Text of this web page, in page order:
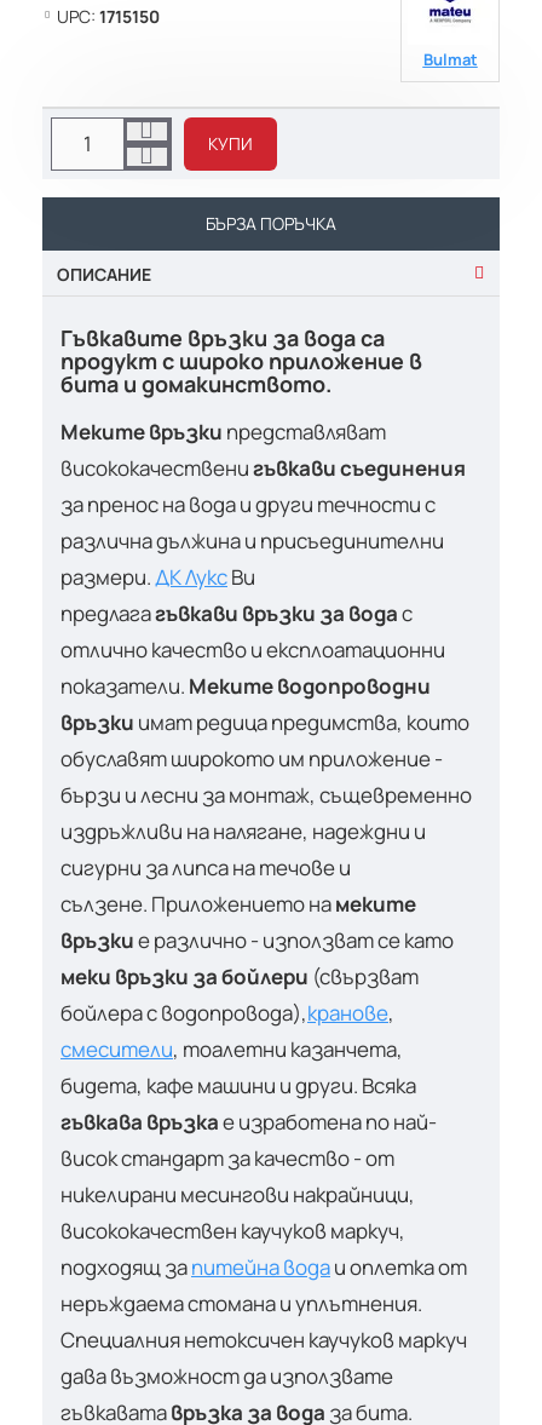
UPC: 1715150
Bulmat
КУПИ
БЪРЗА ПОРЪЧКА
ОПИСАНИЕ
Гъвкавите връзки за вода са
продукт с широко приложение в
бита и домакинството.
Меките връзки представляват
висококачественигъвкави съединения
за пренос на вода и други течности с
различна дължина и присъединителни
размери.ДК ЛуксВи
предлагагъвкави връзки за водас
отлично качество и експлоатационни
показатели. Меките водопроводни
връзки имат редица предимства, които
обуславят широкото им приложение -
бързи и лесни за монтаж, същевременно
издръжливи на налягане, надеждни и
сигурни за липса на течове и
сълзене. Приложението намеките
връзкие различно - използват се като
меки връзки за бойлери (свързват
бойлера с водопровода),кранове,
смесители, тоалетни казанчета,
бидета, кафе машини и други. Всяка
гъвкава връзкае изработена по най-
висок стандарт за качество - от
никелирани месингови накрайници,
висококачествен каучуков маркуч,
подходящ запитейна водаи оплетка от
неръждаема стомана и уплътнения.
Специалния нетоксичен каучуков маркуч
дава възможност да използвате
гъвкаватавръзка за вода за бита.